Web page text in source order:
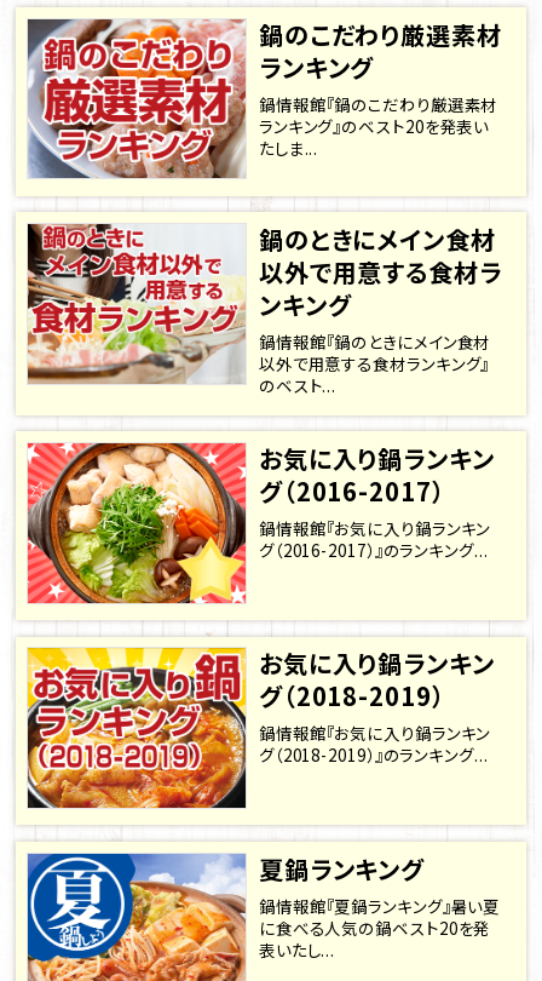
鍋のこだわり厳選素材
ランキング
鍋情報館『鍋のこだわり厳選素材
ランキング』のベスト20を発表い
たしま...
鍋のときにメイン食材
以外で用意する食材ラ
ンキング
鍋情報館『鍋のときにメイン食材
以外で用意する食材ランキング』
のベスト...
お気に入り鍋ランキン
グ（2016-2017）
鍋情報館『お気に入り鍋ランキン
グ（2016-2017）』のランキング...
お気に入り鍋ランキン
グ（2018-2019）
鍋情報館『お気に入り鍋ランキン
グ（2018-2019）』のランキング...
夏鍋ランキング
鍋情報館『夏鍋ランキング』暑い夏
に食べる人気の鍋ベスト20を発
表いたし...